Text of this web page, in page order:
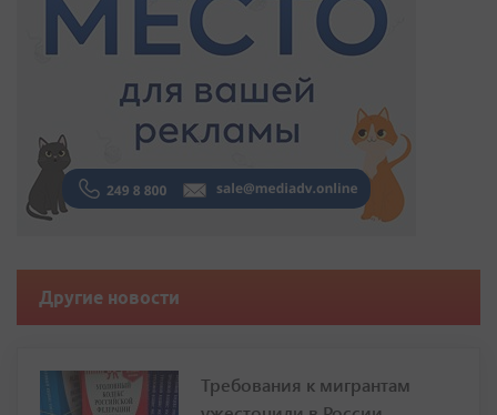
Другие новости
Требования к мигрантам